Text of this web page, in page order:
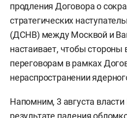
продления Договора о
стратегических
(ДСНВ) между Москвой и
настаивает, чтобы стороны
переговорам в рамках
нераспространении
Напомним, 3 августа
результате падения